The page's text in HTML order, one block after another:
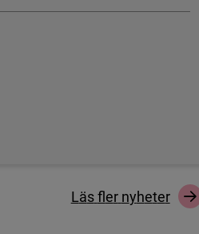
Läs fer nyheter